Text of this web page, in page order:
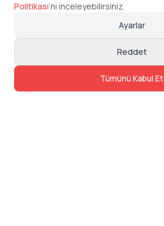
Politikası’nı inceleyebilirsiniz.
Ayarlar
Reddet
Tümünü Kabul Et